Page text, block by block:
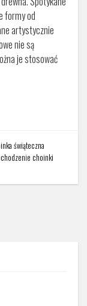
formy od
artystycznie
nie są
je stosować
świąteczna
choinki